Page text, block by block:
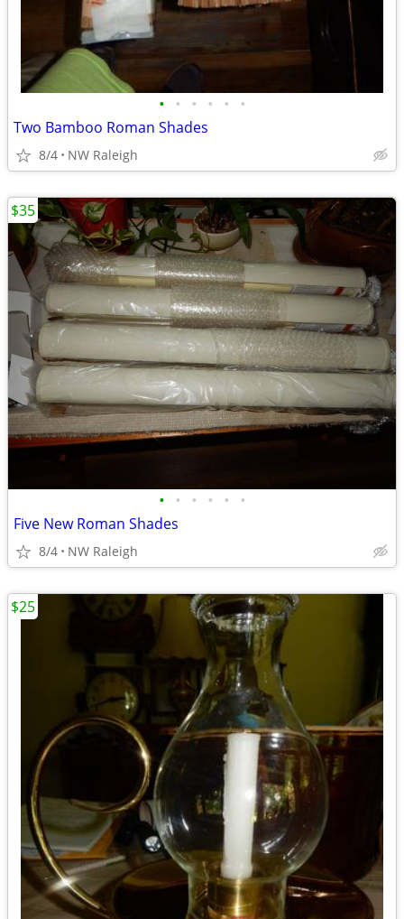
• • • • • •
Two Bamboo Roman Shades
8/4 NW Raleigh
• • • • • •
Five New Roman Shades
8/4 NW Raleigh
$35
$25